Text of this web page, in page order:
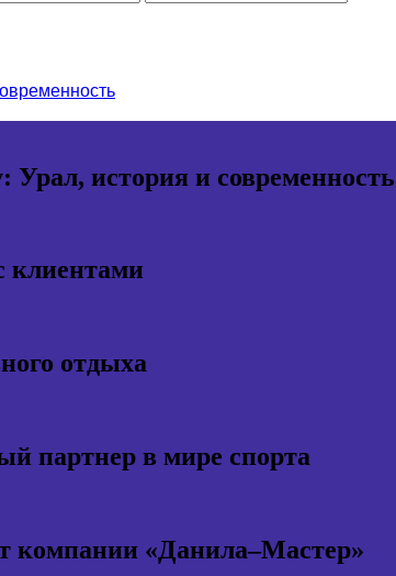
Урал, история и современность
клиентами
отдыха
партнер в мире спорта
компании «Данила–Мастер»